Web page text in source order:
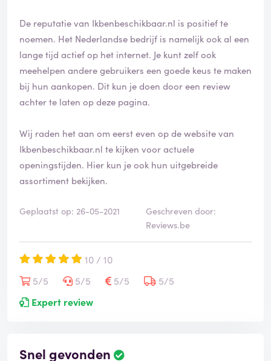
e
r
i
f
e
e
d
De reputatie van Ikbenbeschikbaar.nl is positief te
noemen. Het Nederlandse bedrijf is namelijk ook al een
lange tijd actief op het internet. Je kunt zelf ook
meehelpen andere gebruikers een goede keus te maken
bij hun aankopen. Dit kun je doen door een review
achter te laten op deze pagina.
Wij raden het aan om eerst even op de website van
Ikbenbeschikbaar.nl te kijken voor actuele
openingstijden. Hier kun je ook hun uitgebreide
assortiment bekijken.
Geplaatst op: 26-05-2021
Geschreven door:
Reviews.be
10 / 10
5/5
5/5 5/5
5/5
Expert review
Snel gevonden
B